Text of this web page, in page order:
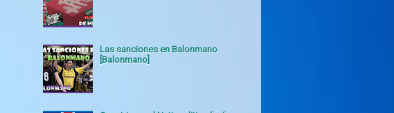
Las sanciones en Balonmano
[Balonmano]